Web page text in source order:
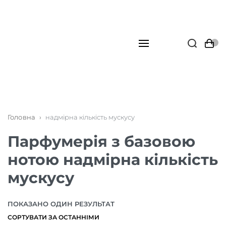
Головна › надмірна кількість мускусу
Парфумерія з базовою
нотою надмірна кількість
мускусу
ПОКАЗАНО ОДИН РЕЗУЛЬТАТ